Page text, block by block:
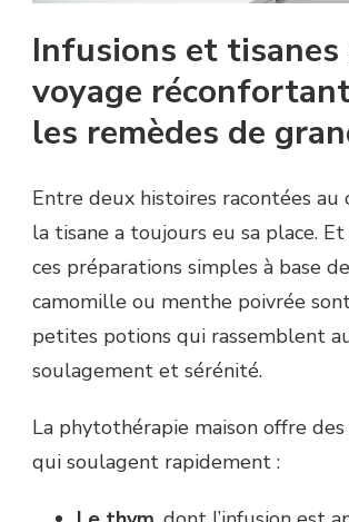
Infusions et tisanes
voyage
les remèdes de
Entre deux histoires racontées au
la tisane a toujours eu sa place.
ces préparations simples à base
camomille ou menthe poivrée
petites potions qui rassemblent
soulagement et sérénité.
La phytothérapie maison offre
qui soulagent rapidement :